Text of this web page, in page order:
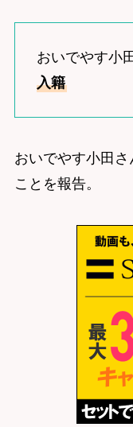
おいでやす小
入籍
おいでやす小田
ことを報告。